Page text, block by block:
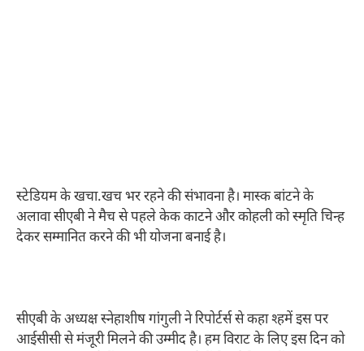
स्टेडियम के खचा.खच भर रहने की संभावना है। मास्क बांटने के
अलावा सीएबी ने मैच से पहले केक काटने और कोहली को स्मृति चिन्ह
देकर सम्मानित करने की भी योजना बनाई है।
सीएबी के अध्यक्ष स्नेहाशीष गांगुली ने रिपोर्टर्स से कहा श्हमें इस पर
आईसीसी से मंजूरी मिलने की उम्मीद है। हम विराट के लिए इस दिन को